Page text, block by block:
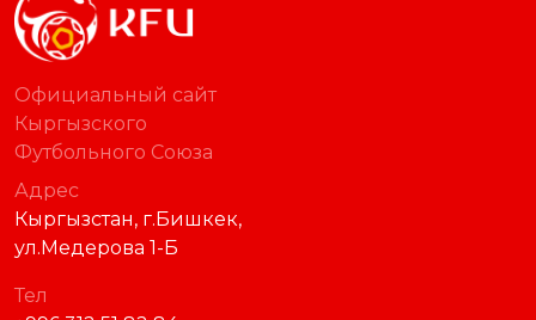
Официальный сайт
Кыргызского
Футбольного Союза
Адрес
Кыргызстан, г.Бишкек,
ул.Медерова 1-Б
Тел